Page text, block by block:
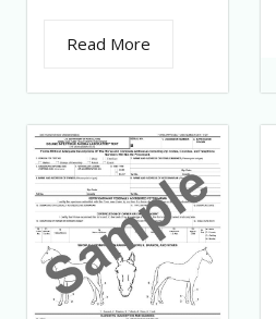
Read More